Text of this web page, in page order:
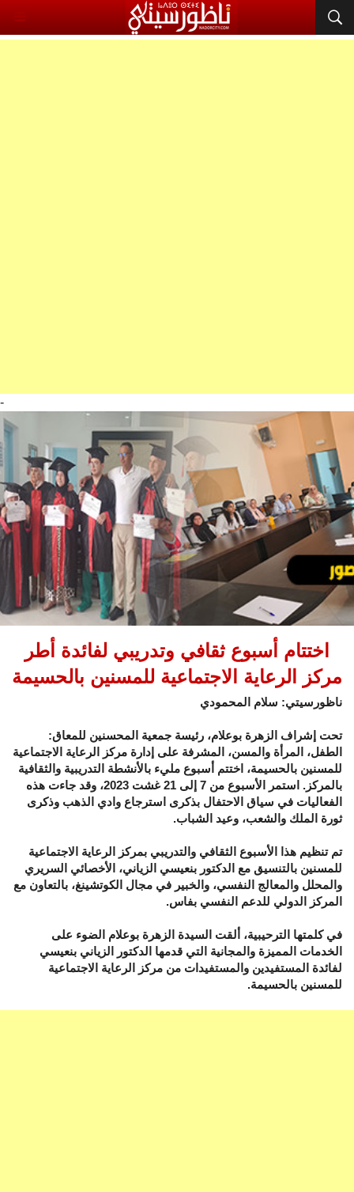
-
اختتام أسبوع ثقافي وتدريبي لفائدة أطر
مركز الرعاية الاجتماعية للمسنين بالحسيمة
ناظورسيتي: سلام المحمودي
تحت إشراف الزهرة بوعلام، رئيسة جمعية المحسنين للمعاق:
الطفل، المرأة والمسن، المشرفة على إدارة مركز الرعاية الاجتماعية
للمسنين بالحسيمة، اختتم أسبوع مليء بالأنشطة التدريبية والثقافية
بالمركز. استمر الأسبوع من 7 إلى 21 غشت 2023، وقد جاءت هذه
الفعاليات في سياق الاحتفال بذكرى استرجاع وادي الذهب وذكرى
ثورة الملك والشعب، وعيد الشباب.
تم تنظيم هذا الأسبوع الثقافي والتدريبي بمركز الرعاية الاجتماعية
للمسنين بالتنسيق مع الدكتور بنعيسي الزياني، الأخصائي السريري
والمحلل والمعالج النفسي، والخبير في مجال الكوتشينغ، بالتعاون مع
المركز الدولي للدعم النفسي بفاس.
في كلمتها الترحيبية، ألقت السيدة الزهرة بوعلام الضوء على
الخدمات المميزة والمجانية التي قدمها الدكتور الزياني بنعيسي
لفائدة المستفيدين والمستفيدات من مركز الرعاية الاجتماعية
للمسنين بالحسيمة.